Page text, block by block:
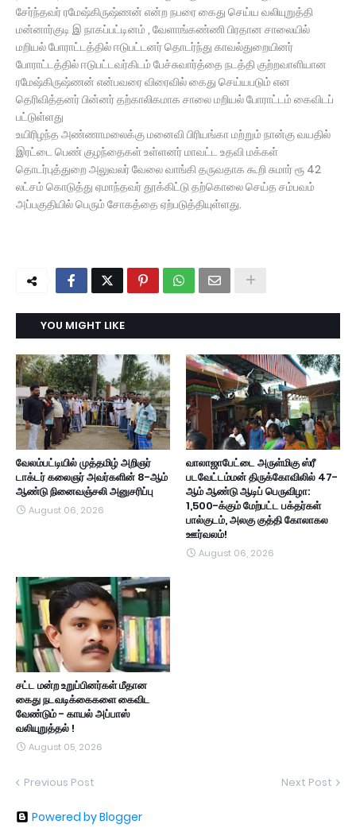
சேர்ந்தவர் ரமேஷ்கிருஷ்ணன் என்ற நபரை கைது செய்ய வலியுறுத்தி
மன்னார்குடி இ நாகப்பட்டினம் , வேளாங்கண்ணி பிரதான சாலையில்
மறியல் போராட்டத்தில் ஈடுபட்டனர் தொடர்ந்து காவல்துறையினர்
போராட்டத்தில் ஈடுபட்டவர்கிடம் பேச்சுவார்த்தை நடத்தி குற்றவாளியான
ரமேஷ்கிருஷ்ணன் என்பவரை விரைவில் கைது செய்யபடும் என
தெரிவித்தனர் பின்னர் தற்காலிகமாக சாலை மறியல் போராட்டம் கைவிடப்
பட்டுள்ளது
உயிரிழந்த அண்ணாமலைக்கு மனைவி பிரியங்கா மற்றும் நான்கு வயதில்
இரட்டை பெண் குழந்தைகள் உள்ளனர் மாவட்ட உதவி மக்கள்
தொடர்புத்துறை அலுவலர் வேலை வாங்கி தருவதாக கூறி சுமார் ரூ 42
லட்சம் கொடுத்து ஏமாந்தவர் தூக்கிட்டு தற்கொலை செய்த சம்பவம்
அப்பகுதியில் பெரும் சோகத்தை ஏற்படுத்தியுள்ளது.
YOU MIGHT LIKE
வேலம்பட்டியில் முத்தமிழ் அறிஞர்
டாக்டர் கலைஞர் அவர்களின் 8-ஆம்
ஆண்டு நினைவஞ்சலி அனுசரிப்பு
August 06, 2026
வாலாஜாபேட்டை அருள்மிகு ஸ்ரீ
படவேட்டம்மன் திருக்கோவிலில் 47-
ஆம் ஆண்டு ஆடிப் பெருவிழா:
1,500-க்கும் மேற்பட்ட பக்தர்கள்
பால்குடம், அலகு குத்தி கோலாகல
ஊர்வலம்!
August 06, 2026
சட்ட மன்ற உறுப்பினர்கள் மீதான
கைது நடவடிக்கைகளை கைவிட
வேண்டும் - காயல் அப்பாஸ்
வலியுறுத்தல் !
August 05, 2026
Previous Post Next Post
Powered by Blogger